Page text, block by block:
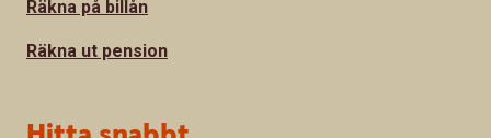
Räkna på billån
Räkna ut pension